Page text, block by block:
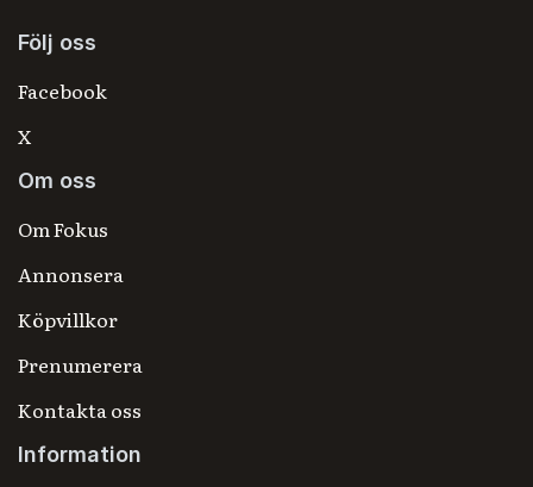
Följ oss
Facebook
X
Om oss
Om Fokus
Annonsera
Köpvillkor
Prenumerera
Kontakta oss
Information